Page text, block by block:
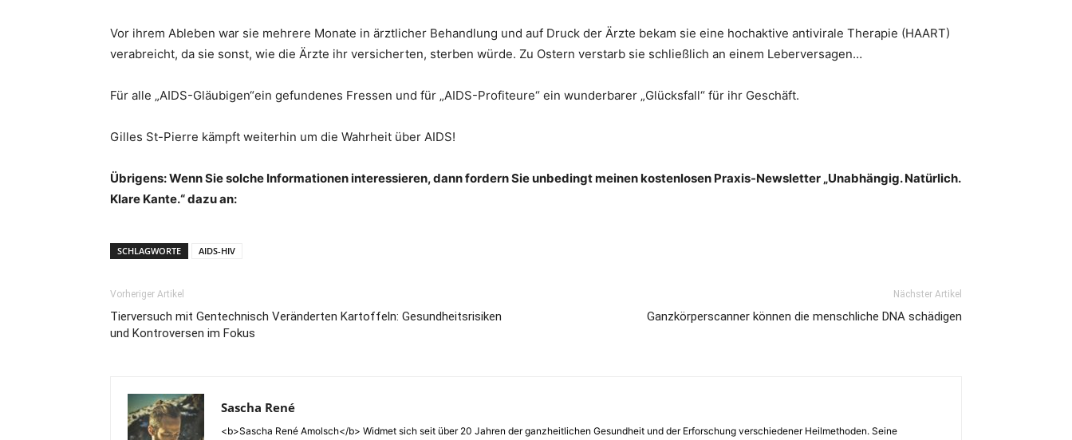
Vor ihrem Ableben war sie mehrere Monate in ärztlicher Behandlung und auf Druck der Ärzte bekam sie eine hochaktive antivirale Therapie (HAART)
verabreicht, da sie sonst, wie die Ärzte ihr versicherten, sterben würde. Zu Ostern verstarb sie schließlich an einem Leberversagen…
Für alle „AIDS-Gläubigen“ein gefundenes Fressen und für „AIDS-Profiteure“ ein wunderbarer „Glücksfall“ für ihr Geschäft.
Gilles St-Pierre kämpft weiterhin um die Wahrheit über AIDS!
Übrigens: Wenn Sie solche Informationen interessieren, dann fordern Sie unbedingt meinen kostenlosen Praxis-Newsletter „Unabhängig. Natürlich.
Klare Kante.“ dazu an:
SCHLAGWORTE AIDS-HIV
Vorheriger Artikel
Tierversuch mit Gentechnisch Veränderten Kartoffeln: Gesundheitsrisiken
und Kontroversen im Fokus
Nächster Artikel
Ganzkörperscanner können die menschliche DNA schädigen
Sascha René
<b>Sascha René Amolsch</b> Widmet sich seit über 20 Jahren der ganzheitlichen Gesundheit und der Erforschung verschiedener Heilmethoden. Seine